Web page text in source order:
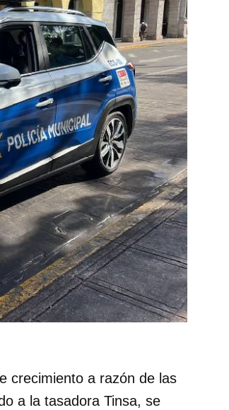
crecimiento a razón de las
a la tasadora Tinsa, se